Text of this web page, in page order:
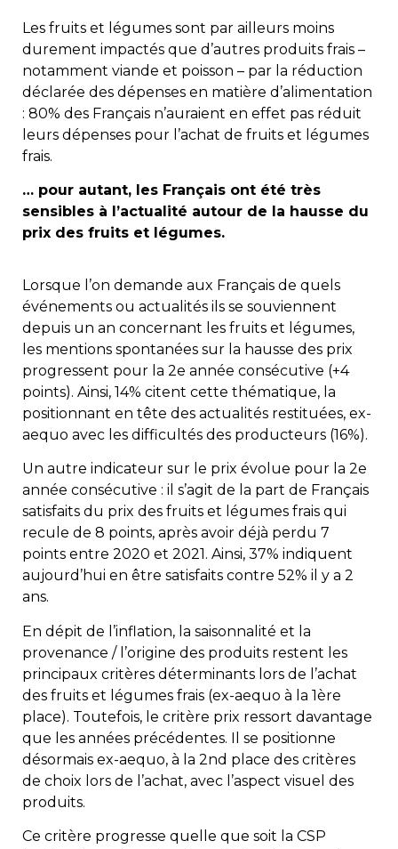
Les fruits et légumes sont par ailleurs moins
durement impactés que d’autres produits frais –
notamment viande et poisson – par la réduction
déclarée des dépenses en matière d’alimentation
: 80% des Français n’auraient en effet pas réduit
leurs dépenses pour l’achat de fruits et légumes
frais.
… pour autant, les Français ont été très
sensibles à l’actualité autour de la hausse du
prix des fruits et légumes.
Lorsque l’on demande aux Français de quels
événements ou actualités ils se souviennent
depuis un an concernant les fruits et légumes,
les mentions spontanées sur la hausse des prix
progressent pour la 2e année consécutive (+4
points). Ainsi, 14% citent cette thématique, la
positionnant en tête des actualités restituées, ex-
aequo avec les difficultés des producteurs (16%).
Un autre indicateur sur le prix évolue pour la 2e
année consécutive : il s’agit de la part de Français
satisfaits du prix des fruits et légumes frais qui
recule de 8 points, après avoir déjà perdu 7
points entre 2020 et 2021. Ainsi, 37% indiquent
aujourd’hui en être satisfaits contre 52% il y a 2
ans.
En dépit de l’inflation, la saisonnalité et la
provenance / l’origine des produits restent les
principaux critères déterminants lors de l’achat
des fruits et légumes frais (ex-aequo à la 1ère
place). Toutefois, le critère prix ressort davantage
que les années précédentes. Il se positionne
désormais ex-aequo, à la 2nd place des critères
de choix lors de l’achat, avec l’aspect visuel des
produits.
Ce critère progresse quelle que soit la CSP